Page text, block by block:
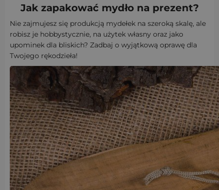
Jak zapakować mydło na prezent?
Nie zajmujesz się produkcją mydełek na szeroką skalę, ale
robisz je hobbystycznie, na użytek własny oraz jako
upominek dla bliskich? Zadbaj o wyjątkową oprawę dla
Twojego rękodzieła!